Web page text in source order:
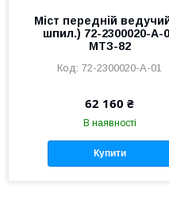
Міст передній
шпил.) 72-2300020-А-
МТЗ-82
72-2300020-А-01
62 160 ₴
В наявності
Купити